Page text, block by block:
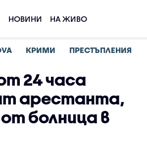
НОВИНИ НА ЖИВО
КРИМИ ПРЕСТЪПЛЕНИЯ
24 часа
арестанта,
болница в